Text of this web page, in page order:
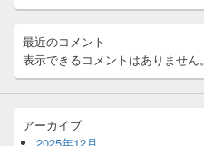
最近のコメント
表示できるコメントはありません。
アーカイブ
2025年12月